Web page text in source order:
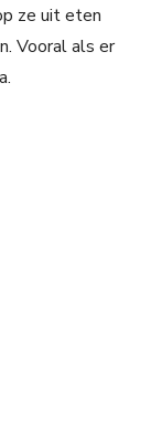
ze uit eten
Vooral als er